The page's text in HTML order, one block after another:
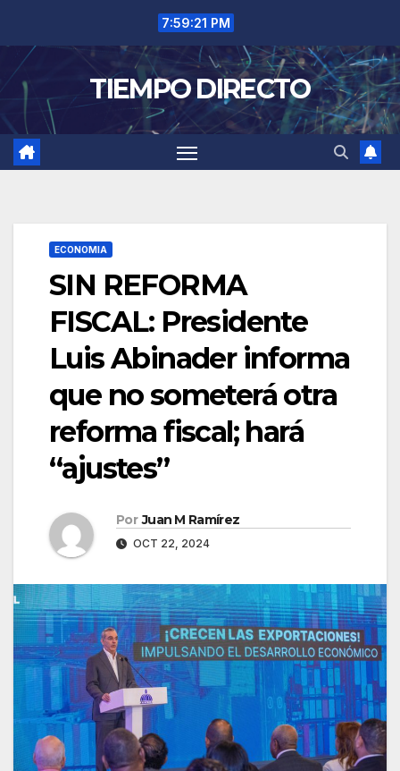
contenido
7:59:22 PM
TIEMPO DIRECTO
ECONOMIA
SIN REFORMA
FISCAL: Presidente
Luis Abinader informa
que no someterá otra
reforma fiscal; hará
“ajustes”
Por Juan M Ramírez
OCT 22, 2024